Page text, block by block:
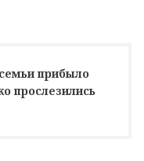
прибыло
прослезились